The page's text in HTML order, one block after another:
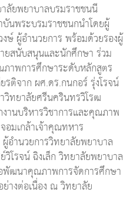
ลัยพยาบาลบรมราชชนนี
นพระบรมราชชนกนำโดยผู้
ษ์ ผู้อำนวยการ พร้อมด้วยรองผู้
ยสนับสนุนและนักศึกษา ร่วม
าพการศึกษาระดับหลักสูตร
รติจาก ผศ.ดร.กนกอร์ รุ่งโรจน์
ทยาลัยศรีนครินทรวิโรฒ
านบริหารวิชาการและคุณภาพ
อมเกล้าเจ้าคุณทหาร
อำนวยการวิทยาลัยพยาบาล
โรจน์ ฉิงเล็ก วิทยาลัยพยาบาล
พัฒนาคุณภาพการจัดการศึกษา
างต่อเนื่อง ณ วิทยาลัย